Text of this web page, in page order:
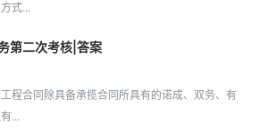
式...
第二次考核|答案
程合同除具备承揽合同所具有的诺成、双务、有
...